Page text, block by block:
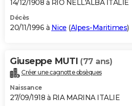
14/12/1908 à RIO NELL'ALBA ITALIE
Décès
20/11/1996 à Nice (Alpes-Maritimes)
Giuseppe MUTI (77 ans)
Créer une cagnotte obsèques
Naissance
27/09/1918 à RIA MARINA ITALIE